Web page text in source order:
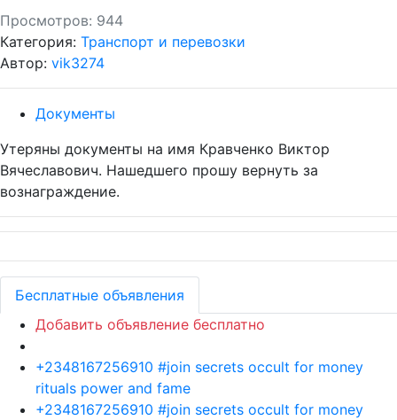
Просмотров: 944
Категория: Транспорт и перевозки
Автор: vik3274
Документы
Утеряны документы на имя Кравченко Виктор
Вячеславович. Нашедшего прошу вернуть за
вознаграждение.
Бесплатные объявления
Добавить объявление бесплатно
+2348167256910 #join secrets occult for money
rituals power and fame
+2348167256910 #join secrets occult for money